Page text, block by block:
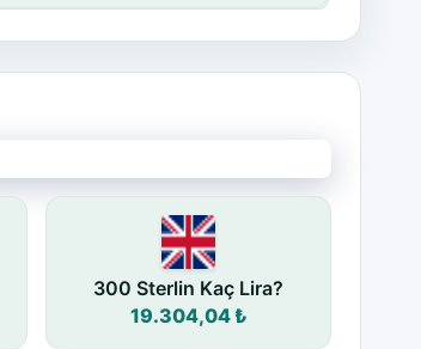
300 Sterlin Kaç Lira?
19.304,04 ₺